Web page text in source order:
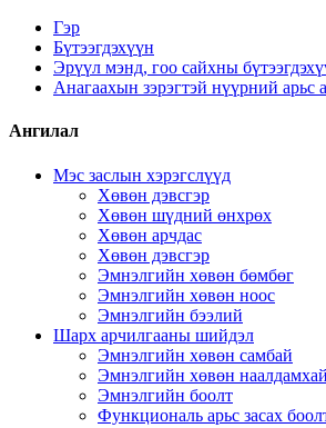
Гэр
Бүтээгдэхүүн
Эрүүл мэнд, гоо сайхны
Анагаахын зэрэгтэй нүүрний арьс
Ангилал
Мэс заслын хэрэгслүүд
Хөвөн дэвсгэр
Хөвөн шүдний өнхрөх
Хөвөн арчдас
Хөвөн дэвсгэр
Эмнэлгийн хөвөн бөмбөг
Эмнэлгийн хөвөн ноос
Эмнэлгийн бээлий
Шарх арчилгааны шийдэл
Эмнэлгийн хөвөн самбай
Эмнэлгийн хөвөн
Эмнэлгийн боолт
Функциональ арьс засах